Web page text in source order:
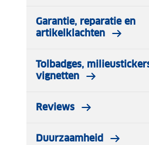
Garantie, reparatie en
artikelklachten
Tolbadges,
vignetten
Reviews
Duurzaamheid